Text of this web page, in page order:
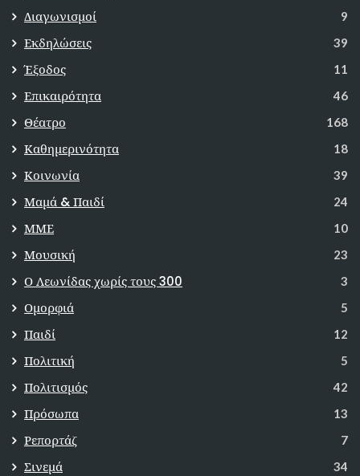
Διαγωνισμοί 9
Εκδηλώσεις 39
Έξοδος 11
Επικαιρότητα 46
Θέατρο 168
Καθημερινότητα 18
Κοινωνία 39
Μαμά & Παιδί 24
ΜΜΕ 10
Μουσική 23
Ο Λεωνίδας χωρίς τους 300 3
Ομορφιά 5
Παιδί 12
Πολιτική 5
Πολιτισμός 42
Πρόσωπα 13
Ρεπορτάζ 7
Σινεμά 34